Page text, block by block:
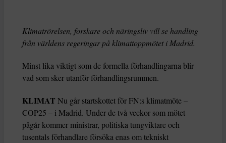
Klimatrörelsen, forskare och näringsliv vill se handling
från världens regeringar på klimattoppmötet i Madrid.
Minst lika viktigt som de formella förhandlingarna blir
vad som sker utanför förhandlingsrummen.
KLIMAT Nu går startskottet för FN:s klimatmöte –
COP25 – i Madrid. Under de två veckor som mötet
pågår kommer ministrar, politiska tungviktare och
tusentals förhandlare försöka enas om tekniskt